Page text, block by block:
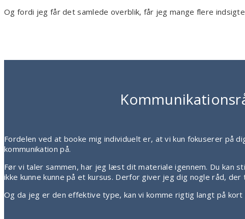
Og fordi jeg får det samlede overblik, får jeg mange flere
Fordelen ved at booke mig individuelt er, at vi kun fokuserer på
kommunikation på.
Før vi taler sammen, har jeg læst dit materiale igennem. Du kan
ikke kunne kunne på et kursus. Derfor giver jeg dig nogle råd,
Og da jeg er den effektive type, kan vi komme rigtig langt på kort